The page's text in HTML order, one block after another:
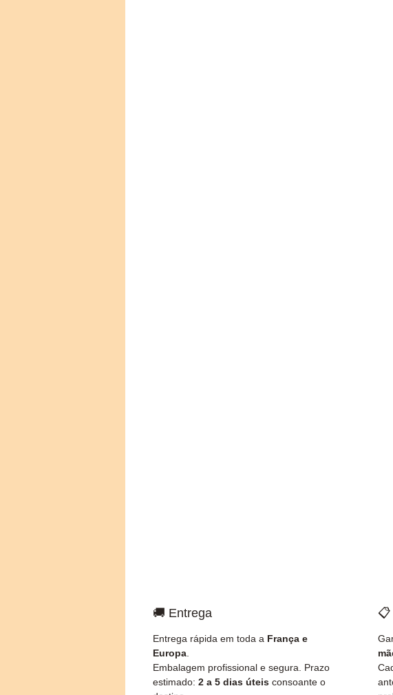
🚚 Entrega
Entrega rápida em toda a França e
Europa
Embalagem profissional e segura. Prazo
estimado: 2 a 5 dias úteis consoante o